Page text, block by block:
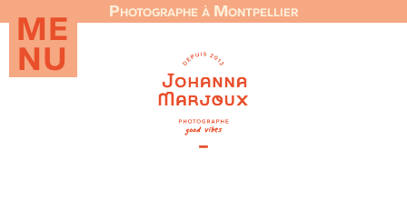
ME
NU
Photographe à Montpellier